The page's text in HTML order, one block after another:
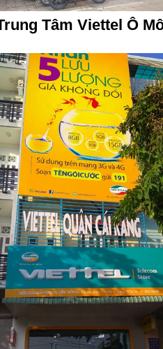
Tâm Viettel Ô